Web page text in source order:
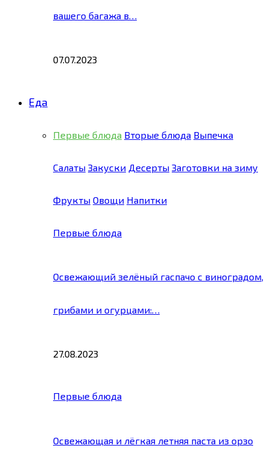
вашего багажа в…
07.07.2023
Еда
Первые блюда Вторые блюда Выпечка
Салаты Закуски Десерты Заготовки на зиму
Фрукты Овощи Напитки
Первые блюда
Освежающий зелёный гаспачо с виноградом,
грибами и огурцами:…
27.08.2023
Первые блюда
Освежающая и лёгкая летняя паста из орзо